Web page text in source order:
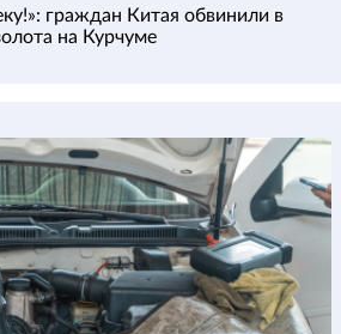
граждан Китая обвинили в
на Курчуме